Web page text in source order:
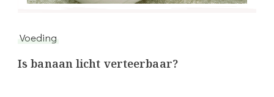
Voeding
Is banaan licht verteerbaar?